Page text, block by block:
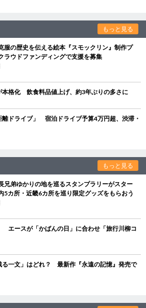
もっと見る
服の歴史を伝える絵本『スモックリン』制作プ
ウドファンディングで支援を募集
本格化 飲食料品値上げ、約3年ぶりの多さに
ドライブ」 宿泊ドライブ予算4万円超、渋滞・
もっと見る
兄弟ゆかりの地を巡るスタンプラリーがスター
5カ所・近畿6カ所を巡り限定グッズをもらおう
エースが「かばんの日」に合わせ「旅行川柳コ
る一文」はどれ？ 最新作『永遠の記憶』発売で